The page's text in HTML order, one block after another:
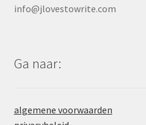
info@jlovestowrite.com
Ga naar:
algemene voorwaarden